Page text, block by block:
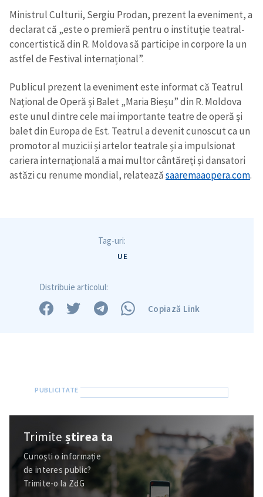
Trimite o informație
Despre ZdG
in English
на русском
Ministrul Culturii, Sergiu Prodan, prezent la eveniment, a
declarat că „este o premieră pentru o instituție teatral-
concertistică din R. Moldova să participe in corpore la un
astfel de Festival internațional”.
Publicul prezent la eveniment este informat că Teatrul
Naţional de Operă şi Balet „Maria Bieșu” din R. Moldova
este unul dintre cele mai importante teatre de operă şi
balet din Europa de Est. Teatrul a devenit cunoscut ca un
promotor al muzicii și artelor teatrale și a impulsionat
cariera internațională a mai multor cântăreți și dansatori
astăzi cu renume mondial, relateazăsaaremaaopera.com.
Tag-uri:
UE
Distribuie articolul:
Copiază Link
Trimiteștirea ta
Cunoști o informație
de interes public?
Trimite-o la ZdG